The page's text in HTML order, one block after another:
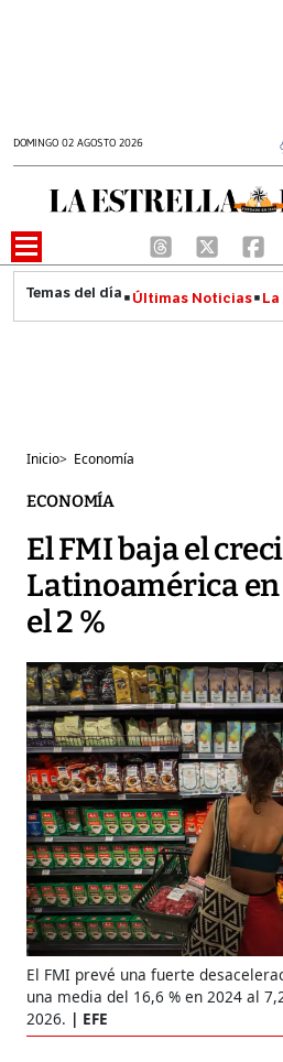
DOMINGO 02 AGOSTO 2026
Últimas Noticias
Inicio> Economía
ECONOMÍA
El FMI baja el
Latinoamérica
el 2 %
El FMI prevé una fuerte
una media del 16,6 % en 2024 al
2026.
EFE